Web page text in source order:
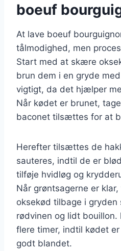
boeuf
At lave boeuf
tålmodighed, men
Start med at skære
brun dem i en gryde
vigtigt, da det hjælper
Når kødet er brunet,
baconet tilsættes for at
Herefter tilsættes de
sauteres, indtil de er
tilføje hvidløg og
Når grøntsagerne er
oksekød tilbage i gryden
rødvinen og lidt bouillon.
flere timer, indtil kødet
godt blandet.